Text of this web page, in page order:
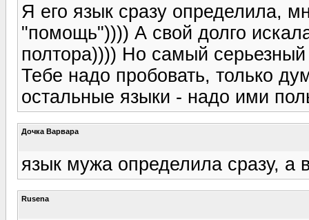
Я его язык сразу определила,
"помощь")))) А свой долго
полтора)))) Но самый
Тебе надо пробовать, только
остальные языки - надо ими
Дочка Варвара
язык мужа определила сразу, а
Rusena